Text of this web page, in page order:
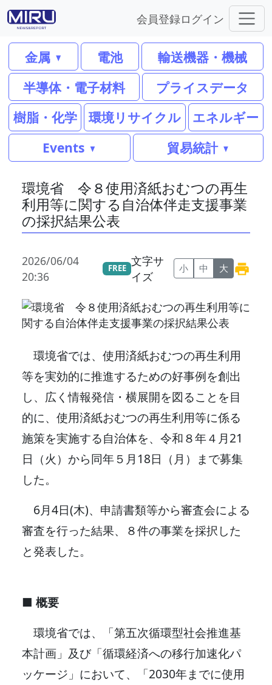
会員登録ログイン
金属 電池
輸送機器・機械
半導体・電子材料
プライスデータ
樹脂・化学
環境リサイクル
エネルギー
Events
貿易統計
環境省 令８使用済紙おむつの再生
利用等に関する自治体伴走支援事業
の採択結果公表
2026/06/04
20:36
FREE
文字サ
イズ
小 中 大
環境省では、使用済紙おむつの再生利用
等を実効的に推進するための好事例を創出
し、広く情報発信・横展開を図ることを目
的に、使用済紙おむつの再生利用等に係る
施策を実施する自治体を、令和８年４月21
日（火）から同年５月18日（月）まで募集
した。
6月4日(木)、申請書類等から審査会による
審査を行った結果、８件の事業を採択した
と発表した。
■ 概要
環境省では、「第五次循環型社会推進基
本計画」及び「循環経済への移行加速化パ
ッケージ」において、「2030年までに使用